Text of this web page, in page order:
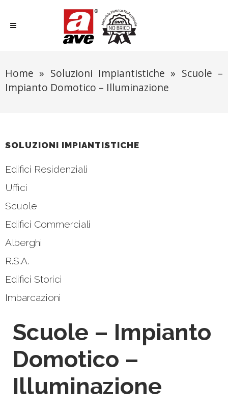
Home » Soluzioni Impiantistiche » Scuole –
Impianto Domotico – Illuminazione
SOLUZIONI IMPIANTISTICHE
Edifici Residenziali
Uffici
Scuole
Edifici Commerciali
Alberghi
R.S.A.
Edifici Storici
Imbarcazioni
Scuole – Impianto
Domotico –
Illuminazione